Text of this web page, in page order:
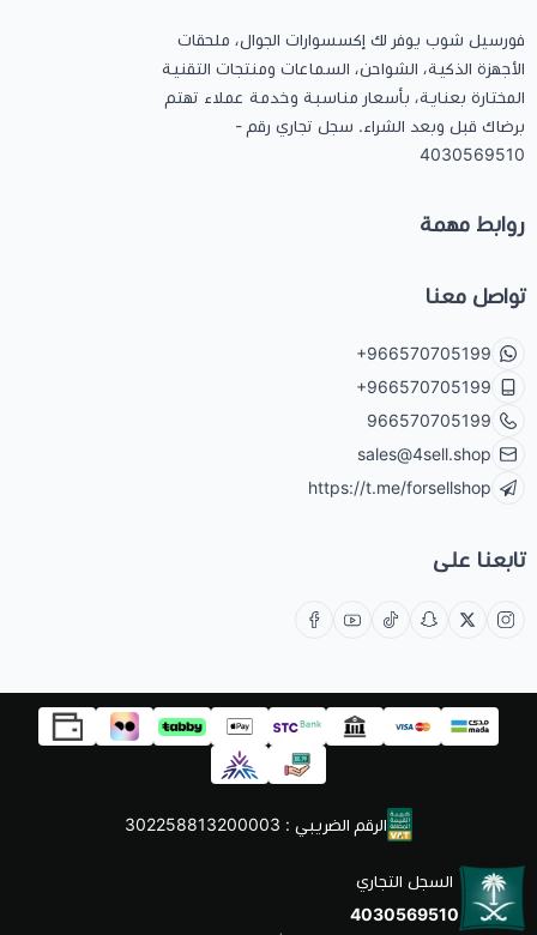
فورسيل شوب يوفر لك إكسسوارات الجوال، ملحقات
الأجهزة الذكية، الشواحن، السماعات ومنتجات التقنية
المختارة بعناية، بأسعار مناسبة وخدمة عملاء تهتم
برضاك قبل وبعد الشراء. سجل تجاري رقم -
4030569510
روابط مهمة
تواصل معنا
+966570705199
+966570705199
966570705199
sales@4sell.shop
https://t.me/forsellshop
تابعنا على
السجل التجاري
4030569510
الرقم الضريبي : 302258813200003